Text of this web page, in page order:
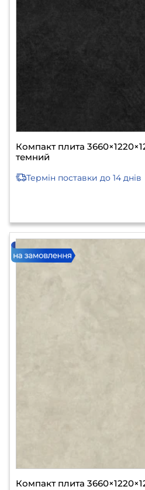
Компакт плита
темний
Термін поставки до 14 днів
Компакт плита